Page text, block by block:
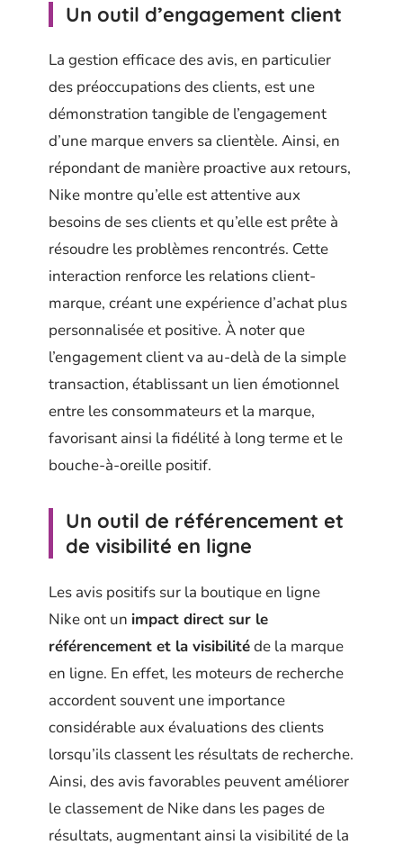
Un outil d’engagement client
La gestion efficace des avis, en particulier
des préoccupations des clients, est une
démonstration tangible de l’engagement
d’une marque envers sa clientèle. Ainsi, en
répondant de manière proactive aux retours,
Nike montre qu’elle est attentive aux
besoins de ses clients et qu’elle est prête à
résoudre les problèmes rencontrés. Cette
interaction renforce les relations client-
marque, créant une expérience d’achat plus
personnalisée et positive. À noter que
l’engagement client va au-delà de la simple
transaction, établissant un lien émotionnel
entre les consommateurs et la marque,
favorisant ainsi la fidélité à long terme et le
bouche-à-oreille positif.
Un outil de référencement et
de visibilité en ligne
Les avis positifs sur la boutique en ligne
Nike ont un impact direct sur le
référencement et la visibilitéde la marque
en ligne. En effet, les moteurs de recherche
accordent souvent une importance
considérable aux évaluations des clients
lorsqu’ils classent les résultats de recherche.
Ainsi, des avis favorables peuvent améliorer
le classement de Nike dans les pages de
résultats, augmentant ainsi la visibilité de la